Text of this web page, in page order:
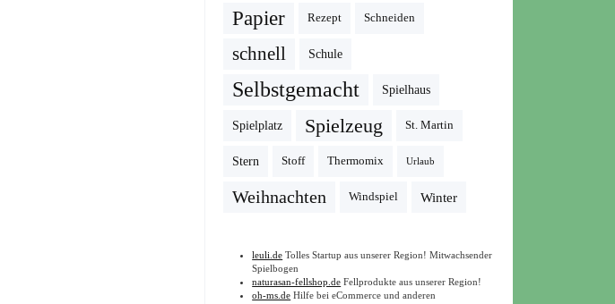
Papier Rezept Schneiden
schnell Schule
Selbstgemacht Spielhaus
Spielplatz Spielzeug St. Martin
Stern Stoff Thermomix Urlaub
Weihnachten Windspiel Winter
leuli.de Tolles Startup aus unserer Region! Mitwachsender
Spielbogen
naturasan-fellshop.de Fellprodukte aus unserer Region!
oh-ms.de Hilfe bei eCommerce und anderen